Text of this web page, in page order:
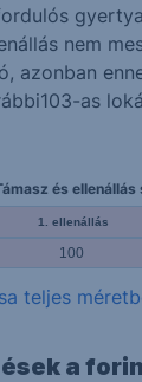
nem
azonban
as
és ellenállás
1. ellenállás
100
a